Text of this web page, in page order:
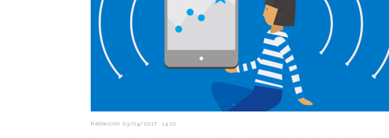
Redacción 03/04/2017 · 14:10